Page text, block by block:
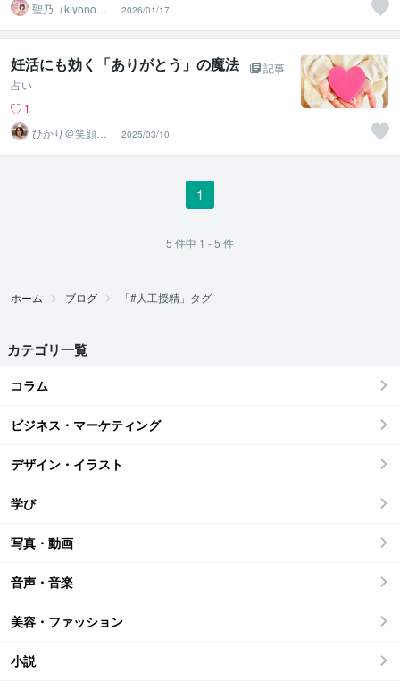
聖乃（kiyono）
★子宝鑑定占い
師★
2026/01/17
妊活にも効く「ありがとう」の魔法
記事
占い
1
ひかり＠笑顔へ
導くヒーリング
セラピスト
2025/03/10
1
5 件中 1 - 5 件
ホーム ブログ 「#人工授精」タグ
カテゴリ一覧
コラム
ビジネス・マーケティング
デザイン・イラスト
学び
写真・動画
音声・音楽
美容・ファッション
小説